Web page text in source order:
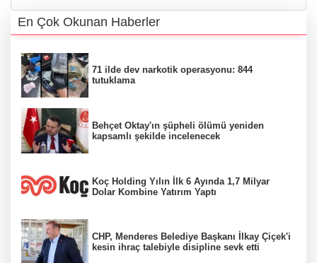
En Çok Okunan Haberler
71 ilde dev narkotik operasyonu: 844
tutuklama
Behçet Oktay'ın şüpheli ölümü yeniden
kapsamlı şekilde incelenecek
Koç Holding Yılın İlk 6 Ayında 1,7 Milyar
Dolar Kombine Yatırım Yaptı
CHP, Menderes Belediye Başkanı İlkay Çiçek'i
kesin ihraç talebiyle disipline sevk etti